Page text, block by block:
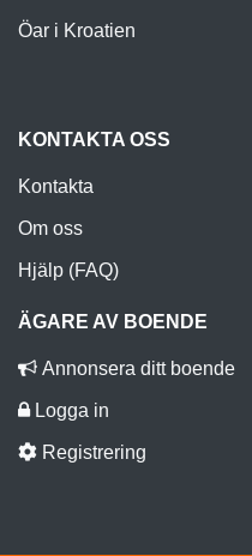
Öar i Kroatien
KONTAKTA OSS
Kontakta
Om oss
Hjälp (FAQ)
ÄGARE AV BOENDE
Annonsera ditt boende
Logga in
Registrering